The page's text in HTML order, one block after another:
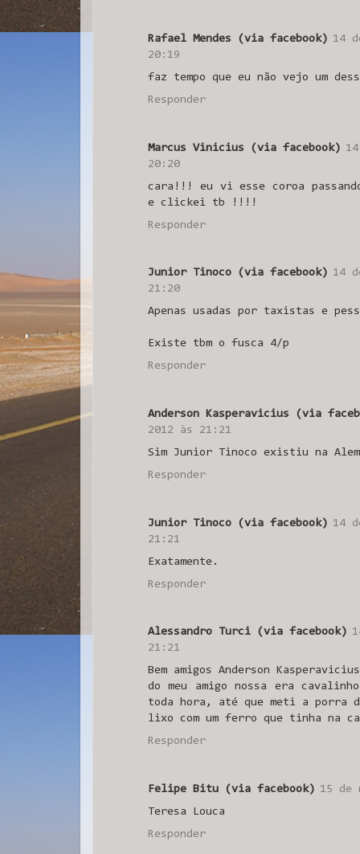
Rafael Mendes (via facebook) 14
20:19
faz tempo que eu não vejo um
Responder
Marcus Vinicius (via facebook)
20:20
cara!!! eu vi esse coroa
e clickei tb !!!!
Responder
Junior Tinoco (via facebook) 14
21:20
Apenas usadas por taxistas e
Existe tbm o fusca 4/p
Responder
Anderson Kasperavicius (via
2012 às 21:21
Sim Junior Tinoco existiu na
Responder
Junior Tinoco (via facebook) 14
21:21
Exatamente.
Responder
Alessandro Turci (via facebook)
21:21
Bem amigos Anderson
do meu amigo nossa era
toda hora, até que meti a porra
lixo com um ferro que tinha na
Responder
Felipe Bitu (via facebook) 15 de
Teresa Louca
Responder